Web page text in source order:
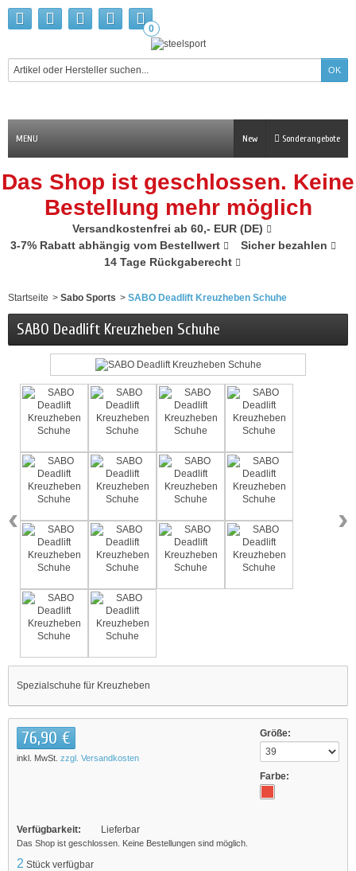
0
MENU Sonderangebote
New
Das Shop ist geschlossen. Keine
Bestellung mehr möglich
Versandkostenfrei ab 60,- EUR (DE)
3-7% Rabatt abhängig vom Bestellwert
Sicher bezahlen
14 Tage Rückgaberecht
Startseite > Sabo Sports > SABO Deadlift Kreuzheben Schuhe
SABO Deadlift Kreuzheben Schuhe
‹ ›
Spezialschuhe für Kreuzheben
Größe:
Farbe:
76,90 €
inkl. MwSt. zzgl. Versandkosten
Verfügbarkeit: Lieferbar
Das Shop ist geschlossen. Keine Bestellungen sind möglich.
2 Stück verfügbar